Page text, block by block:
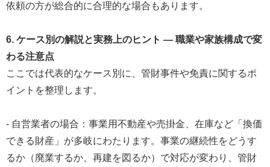
依頼の方が総合的に合理的な場合もあります。
6. ケース別の解説と実務上のヒント ― 職業や家族構成で変
わる注意点
ここでは代表的なケース別に、管財事件や免責に関するポ
イントを整理します。
- 自営業者の場合：事業用不動産や売掛金、在庫など「換価
できる財産」が多岐にわたります。事業の継続性をどうす
るか（廃業するか、再建を図るか）で対応が変わり、管財